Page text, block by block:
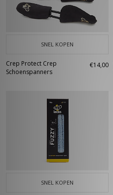
SNEL KOPEN
Crep Protect Crep
Schoenspanners
€14,00
SNEL KOPEN